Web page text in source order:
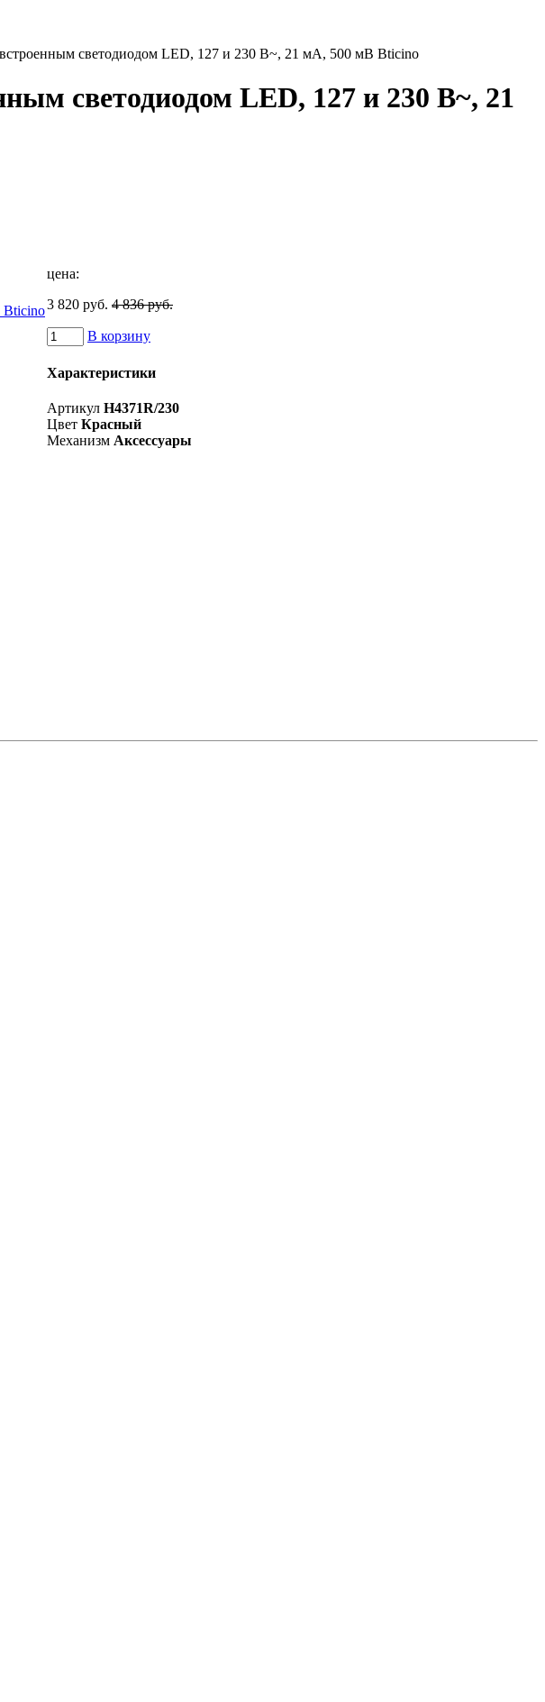
светодиодом LED, 127 и 230 В~, 21 мА, 500 мВ Bticino
светодиодом LED, 127 и 230 В~, 21
цена:
3 820 руб. 4 836 руб.
В корзину
Характеристики
Артикул H4371R/230
Цвет Красный
Механизм Аксессуары